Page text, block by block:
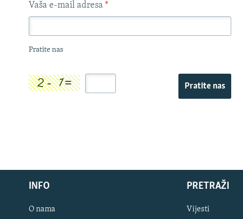
Vaša e-mail adresa *
Pratite nas
Pratite nas
INFO
O nama
PRETRAŽI
Vijesti